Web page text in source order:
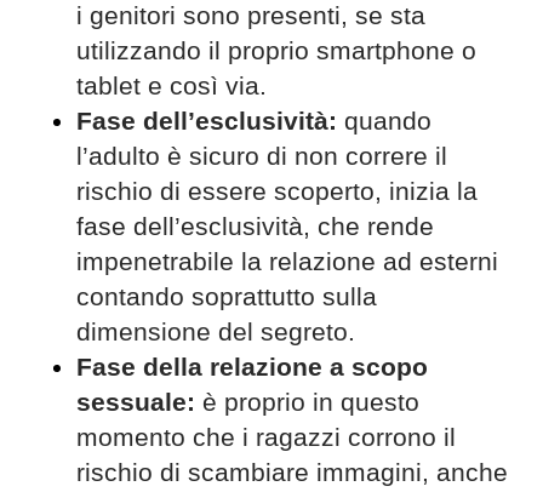
i genitori sono presenti, se sta
utilizzando il proprio smartphone o
tablet e così via.
Fase dell’esclusività: quando
l’adulto è sicuro di non correre il
rischio di essere scoperto, inizia la
fase dell’esclusività, che rende
impenetrabile la relazione ad esterni
contando soprattutto sulla
dimensione del segreto.
Fase della relazione a scopo
sessuale: è proprio in questo
momento che i ragazzi corrono il
rischio di scambiare immagini, anche